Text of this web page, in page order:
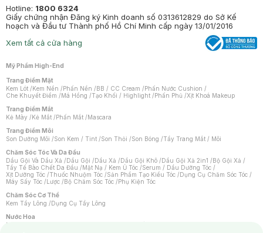
Hotline: 1800 6324
Giấy chứng nhận Đăng ký Kinh doanh số 0313612829 do Sở Kế
hoạch và Đầu tư Thành phố Hồ Chí Minh cấp ngày 13/01/2016
Xem tất cả cửa hàng
Mỹ Phẩm High-End
Trang Điểm Mặt
Kem Lót /Kem Nền /Phấn Nền /BB / CC Cream /Phấn Nước Cushion /
Che Khuyết Điểm /Má Hồng /Tạo Khối / Highlight /Phấn Phủ /Xịt Khoá Makeup
Trang Điểm Mắt
Kẻ Mày /Kẻ Mắt /Phấn Mắt /Mascara
Trang Điểm Môi
Son Dưỡng Môi /Son Kem / Tint /Son Thỏi /Son Bóng /Tẩy Trang Mắt / Môi
Chăm Sóc Tóc Và Da Đầu
Dầu Gội Và Dầu Xả /Dầu Gội /Dầu Xả /Dầu Gội Khô /Dầu Gội Xả 2in1 /Bộ Gội Xả /
Tẩy Tế Bào Chết Da Đầu /Mặt Nạ / Kem Ủ Tóc /Serum / Dầu Dưỡng Tóc /
Xịt Dưỡng Tóc /Thuốc Nhuộm Tóc /Sản Phẩm Tạo Kiểu Tóc /Dụng Cụ Chăm Sóc Tóc /
Máy Sấy Tóc /Lược /Bộ Chăm Sóc Tóc /Phụ Kiện Tóc
Chăm Sóc Cơ Thể
Kem Tẩy Lông /Dụng Cụ Tẩy Lông
Nước Hoa
Nước Hoa Nữ